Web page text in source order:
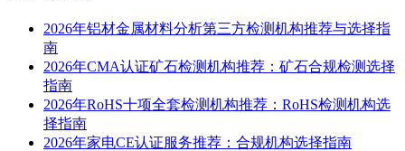
2026年铝材金属材料分析第三方检测机构推荐与选择指
南
2026年CMA认证矿石检测机构推荐：矿石合规检测选择
指南
2026年RoHS十项全套检测机构推荐：RoHS检测机构选
择指南
2026年家电CE认证服务推荐：合规机构选择指南